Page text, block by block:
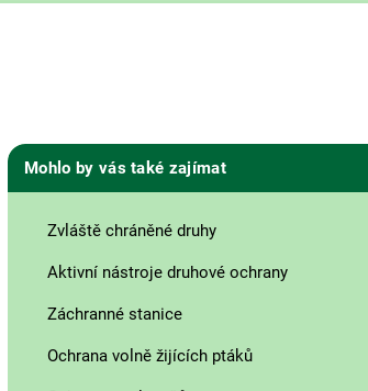
Mohlo by vás také zajímat
Zvláště chráněné druhy
Aktivní nástroje druhové ochrany
Záchranné stanice
Ochrana volně žijících ptáků